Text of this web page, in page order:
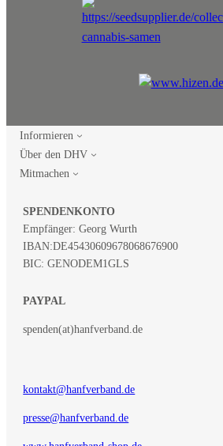
Informieren
Über den DHV
Mitmachen
SPENDENKONTO
Empfänger: Georg Wurth
IBAN:DE45430609678068676900
BIC: GENODEM1GLS
PAYPAL
spenden(at)hanfverband.de
kontakt@hanfverband.de
presse@hanfverband.de